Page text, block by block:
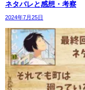
ネタバレと感想・考察
2024年7月25日